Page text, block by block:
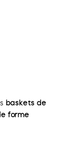
:
baskets de
forme